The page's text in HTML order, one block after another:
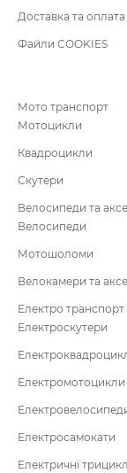
Доставка та оплата
Файли COOKIES
Мото транспорт
Мотоцикли
Квадроцикли
Скутери
Велосипеди та
Велосипеди
Мотошоломи
Велокамери та
Електро транспорт
Електроскутери
Електромотоцикли
Електросамокати
Електричні